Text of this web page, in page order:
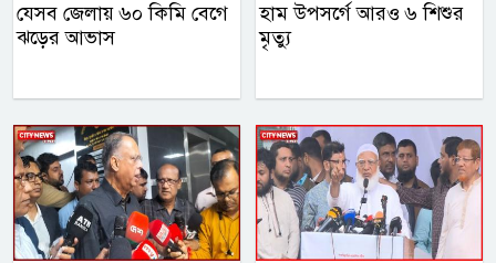
যেসব জেলায় ৬০ কিমি বেগে
ঝড়ের আভাস
হাম উপসর্গে আরও ৬ শিশুর
মৃত্যু